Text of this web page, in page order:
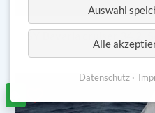
SY
Auswahl
Alle
Datenschutz